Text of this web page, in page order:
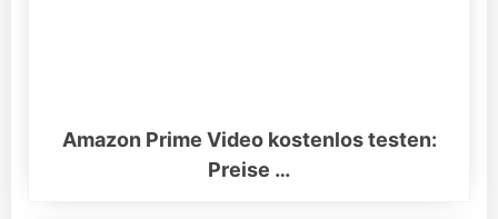
Amazon Prime Video kostenlos testen:
Preise …